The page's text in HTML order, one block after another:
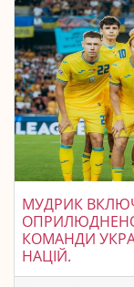
МУДРИК
КОМАНДИ
НАЦІЙ.